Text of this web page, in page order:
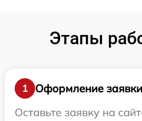
Этапы
1
Оформление заявки
Оставьте заявку на